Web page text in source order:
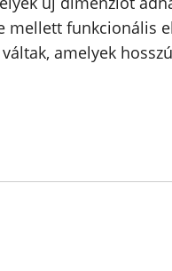
mellett funkcionális
amelyek